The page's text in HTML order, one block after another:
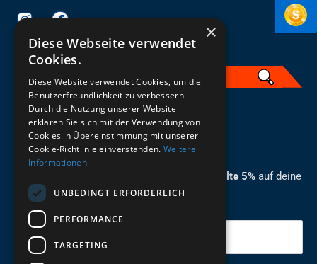
ZUM NEWSLETTER ANMELDEN
Melde dich jetzt zum Newsletter an und erhalte 5% auf deine
erste Bestellung.
Deine Email
German
×
Diese Webseite verwendet
Cookies.
Diese Website verwendet Cookies, um die
Benutzerfreundlichkeit zu verbessern.
Durch die Nutzung unserer Website
erklären Sie sich mit der Verwendung von
Cookies in Übereinstimmung mit unserer
Cookie-Richtlinie einverstanden. Weitere
Informationen
UNBEDINGT ERFORDERLICH
PERFORMANCE
TARGETING